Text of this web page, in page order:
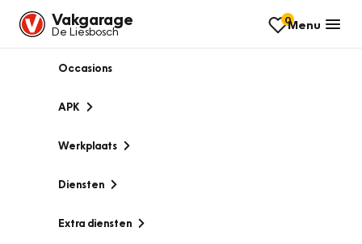
Vakgarage
De Liesbosch
0Menu
Occasions
APK
Werkplaats
Diensten
Extra diensten